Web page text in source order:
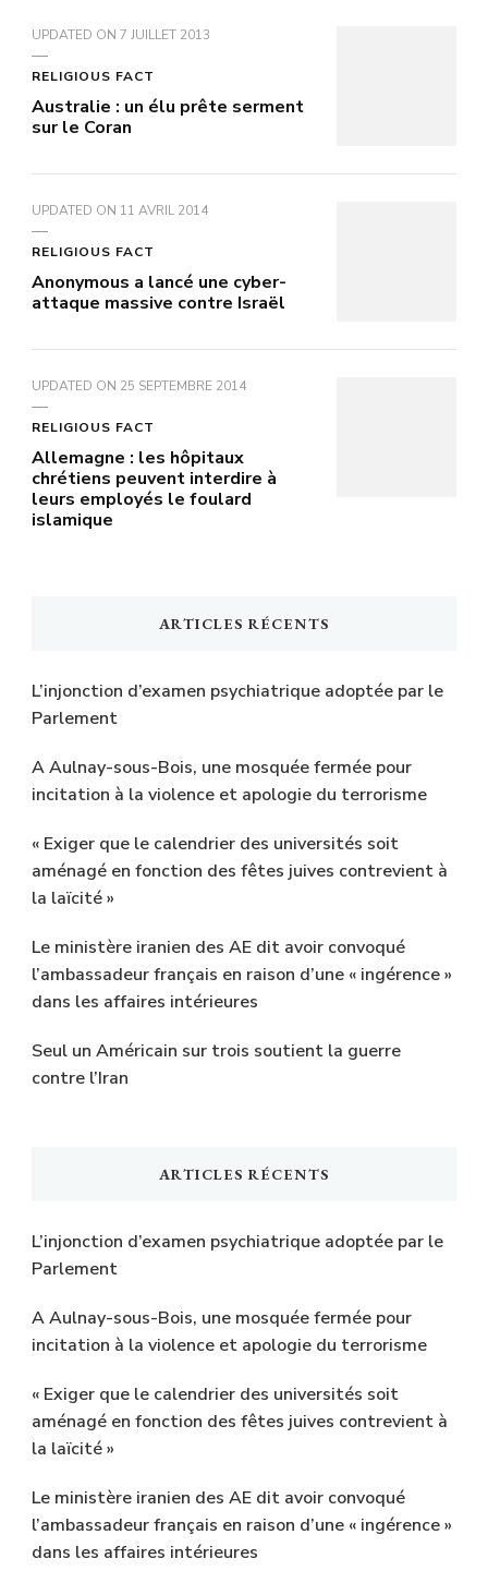
UPDATED ON 7 JUILLET 2013
RELIGIOUS FACT
Australie : un élu prête serment
sur le Coran
UPDATED ON 11 AVRIL 2014
RELIGIOUS FACT
Anonymous a lancé une cyber-
attaque massive contre Israël
UPDATED ON 25 SEPTEMBRE 2014
RELIGIOUS FACT
Allemagne : les hôpitaux
chrétiens peuvent interdire à
leurs employés le foulard
islamique
ARTICLES RÉCENTS
L’injonction d’examen psychiatrique adoptée par le
Parlement
A Aulnay-sous-Bois, une mosquée fermée pour
incitation à la violence et apologie du terrorisme
« Exiger que le calendrier des universités soit
aménagé en fonction des fêtes juives contrevient à
la laïcité »
Le ministère iranien des AE dit avoir convoqué
l’ambassadeur français en raison d’une « ingérence »
dans les affaires intérieures
Seul un Américain sur trois soutient la guerre
contre l’Iran
ARTICLES RÉCENTS
L’injonction d’examen psychiatrique adoptée par le
Parlement
A Aulnay-sous-Bois, une mosquée fermée pour
incitation à la violence et apologie du terrorisme
« Exiger que le calendrier des universités soit
aménagé en fonction des fêtes juives contrevient à
la laïcité »
Le ministère iranien des AE dit avoir convoqué
l’ambassadeur français en raison d’une « ingérence »
dans les affaires intérieures